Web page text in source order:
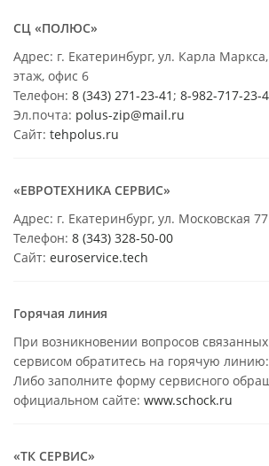
СЦ «ПОЛЮС»
Адрес: г. Екатеринбург, ул. Карла
этаж, офис 6
Телефон: 8 (343) 271-23-41 ; 8-982-717-23-4
Эл.почта: polus-zip@mail.ru
Сайт: tehpolus.ru
«ЕВРОТЕХНИКА СЕРВИС»
Адрес: г. Екатеринбург, ул. Московская 77
Телефон: 8 (343) 328-50-00
Сайт: euroservice.tech
Горячая линия
При возникновении вопросов
сервисом обратитесь на горячую линию:
Либо заполните форму сервисного
официальном сайте: www.schock.ru
«ТК СЕРВИС»